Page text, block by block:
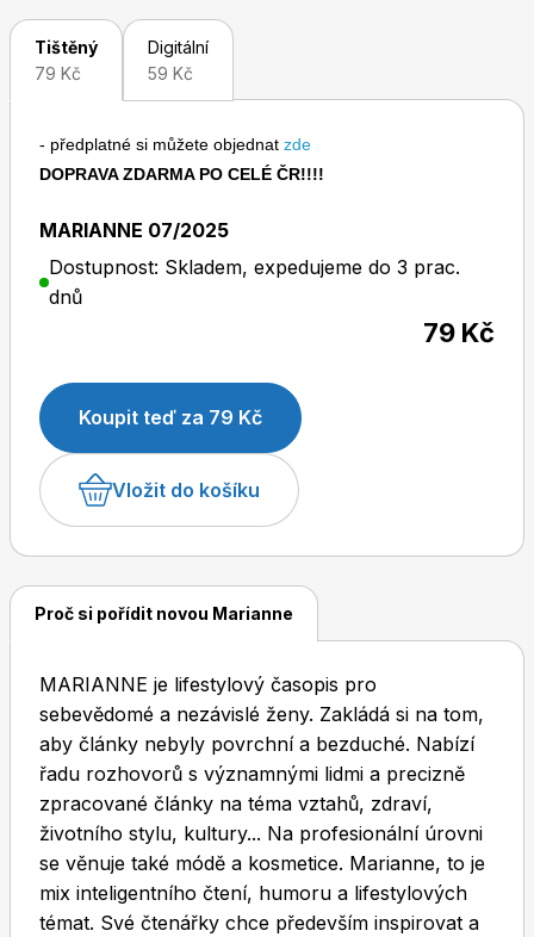
Chip
Sudoku a křížovky
Dětské časopisy
Burda Best of
Burda Kids
téma vztahů, zdraví, životního stylu, kultury... Na
profesionální úrovni se věnuje také módě a
kosmetice. Marianne, to je mix inteligentního čtení,
především inspirovat a pobavit
Tištěný
79 Kč
Digitální
59 Kč
- předplatné si můžete objednat zde
DOPRAVA ZDARMA PO CELÉ ČR!!!!
MARIANNE 07/2025
Dostupnost: Skladem, expedujeme do 3 prac.
dnů
79 Kč
Koupit teď za 79 Kč
Vložit do košíku
Proč si pořídit novou Marianne
MARIANNE je lifestylový časopis pro
sebevědomé a nezávislé ženy. Zakládá si na tom,
aby články nebyly povrchní a bezduché. Nabízí
řadu rozhovorů s významnými lidmi a precizně
zpracované články na téma vztahů, zdraví,
životního stylu, kultury... Na profesionální úrovni
se věnuje také módě a kosmetice. Marianne, to je
mix inteligentního čtení, humoru a lifestylových
témat. Své čtenářky chce především inspirovat a